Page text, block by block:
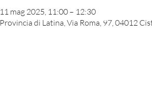
11 mag 2025, 11:00 – 12:30
Provincia di Latina, Via Roma, 97, 04012